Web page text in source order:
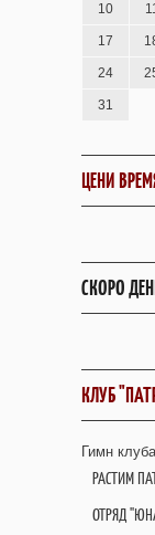
10
17
24
31
ЦЕНИ
СКОРО
КЛУБ
Гимн
РАСТИМ
ОТРЯД